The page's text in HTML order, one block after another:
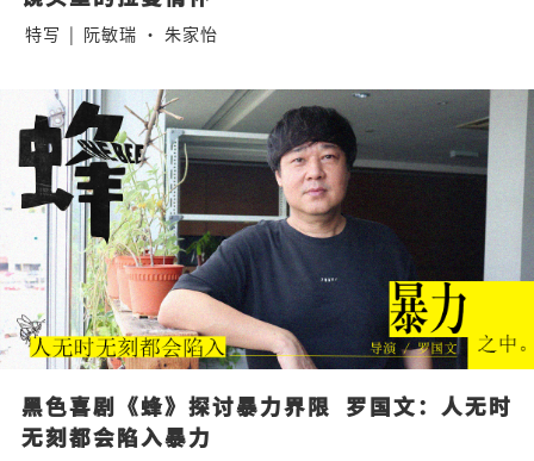
特写 | 阮敏瑞 · 朱家怡
黑色喜剧《蜂》探讨暴力界限  罗国文：人无时
无刻都会陷入暴力